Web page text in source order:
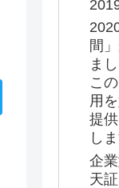
間
まし
こ
用
提
しま
企
天